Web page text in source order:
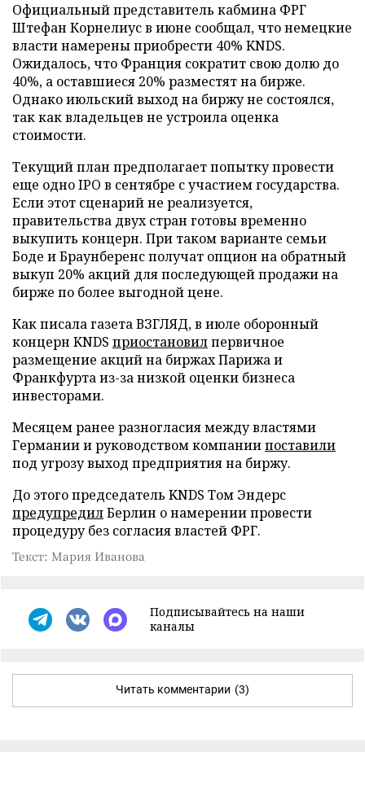
Официальный представитель кабмина ФРГ
Штефан Корнелиус в июне сообщал, что немецкие
власти намерены приобрести 40% KNDS.
Ожидалось, что Франция сократит свою долю до
40%, а оставшиеся 20% разместят на бирже.
Однако июльский выход на биржу не состоялся,
так как владельцев не устроила оценка
стоимости.
Текущий план предполагает попытку провести
еще одно IPO в сентябре с участием государства.
Если этот сценарий не реализуется,
правительства двух стран готовы временно
выкупить концерн. При таком варианте семьи
Боде и Браунберенс получат опцион на обратный
выкуп 20% акций для последующей продажи на
бирже по более выгодной цене.
Как писала газета ВЗГЛЯД, в июле оборонный
концерн KNDS приостановилпервичное
размещение акций на биржах Парижа и
Франкфурта из-за низкой оценки бизнеса
инвесторами.
Месяцем ранее разногласия между властями
Германии и руководством компаниипоставили
под угрозу выход предприятия на биржу.
До этого председатель KNDS Том Эндерс
предупредилБерлин о намерении провести
процедуру без согласия властей ФРГ.
Текст: Мария Иванова
Подписывайтесь на наши
каналы
Читать комментарии (3)